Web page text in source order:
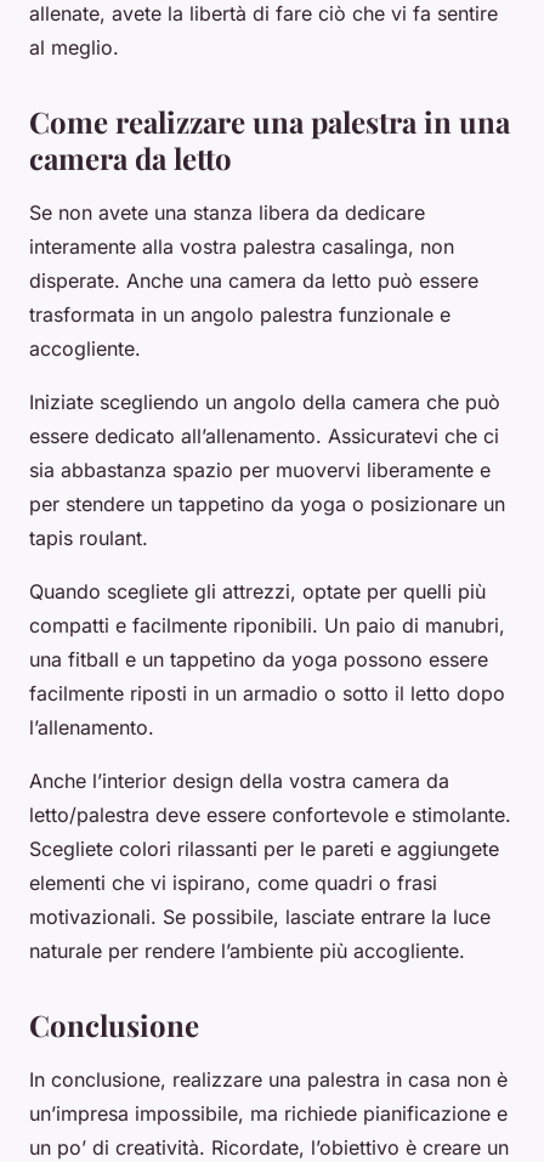
allenate, avete la libertà di fare ciò che vi fa sentire
al meglio.
Come realizzare una palestra in una
camera da letto
Se non avete una stanza libera da dedicare
interamente alla vostra palestra casalinga, non
disperate. Anche una camera da letto può essere
trasformata in un angolo palestra funzionale e
accogliente.
Iniziate scegliendo un angolo della camera che può
essere dedicato all’allenamento. Assicuratevi che ci
sia abbastanza spazio per muovervi liberamente e
per stendere un tappetino da yoga o posizionare un
tapis roulant.
Quando scegliete gli attrezzi, optate per quelli più
compatti e facilmente riponibili. Un paio di manubri,
una fitball e un tappetino da yoga possono essere
facilmente riposti in un armadio o sotto il letto dopo
l’allenamento.
Anche l’interior design della vostra camera da
letto/palestra deve essere confortevole e stimolante.
Scegliete colori rilassanti per le pareti e aggiungete
elementi che vi ispirano, come quadri o frasi
motivazionali. Se possibile, lasciate entrare la luce
naturale per rendere l’ambiente più accogliente.
Conclusione
In conclusione, realizzare una palestra in casa non è
un’impresa impossibile, ma richiede pianificazione e
un po’ di creatività. Ricordate, l’obiettivo è creare un